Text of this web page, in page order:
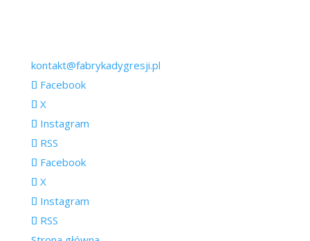
kontakt@fabrykadygresji.pl
Facebook
X
Instagram
RSS
Facebook
X
Instagram
RSS